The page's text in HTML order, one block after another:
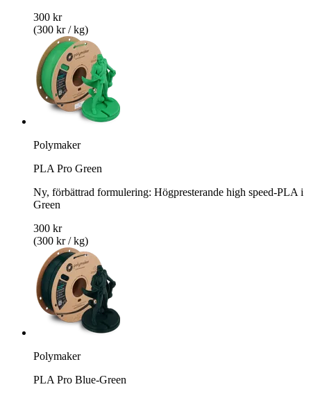
300 kr
(300 kr / kg)
Polymaker
PLA Pro Green
Ny, förbättrad formulering: Högpresterande high speed-PLA i
Green
300 kr
(300 kr / kg)
Polymaker
PLA Pro Blue-Green